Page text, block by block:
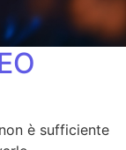
è sufficiente